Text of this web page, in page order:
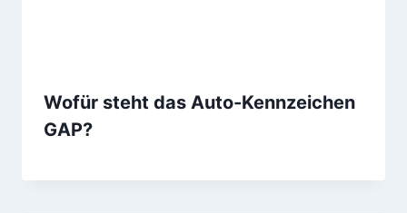
Wofür steht das Auto-Kennzeichen
GAP?